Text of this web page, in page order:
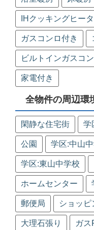
IHクッキングヒー
ガスコンロ付き
ビルトインガスコ
家電付き
全物件の周辺環
閑静な住宅街 学
公園 学区:中山
学区:東山中学校
ホームセンター
郵便局 ショッ
大理石張り ガス